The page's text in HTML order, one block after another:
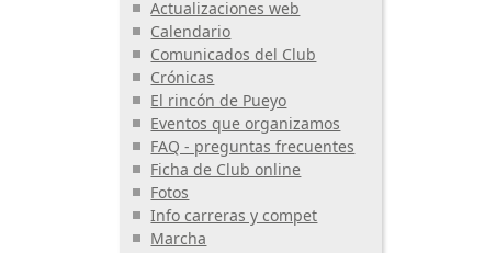
Actualizaciones web
Calendario
Comunicados del Club
Crónicas
El rincón de Pueyo
Eventos que organizamos
FAQ - preguntas frecuentes
Ficha de Club online
Fotos
Info carreras y compet
Marcha